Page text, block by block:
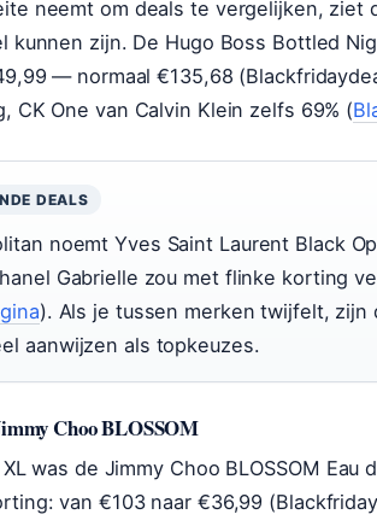
neemt om deals te vergelijken, ziet
kunnen zijn. De Hugo Boss Bottled
— normaal €135,68
CK One van Calvin Klein zelfs 69% (
DEALS
noemt Yves Saint Laurent Black
Gabrielle zou met flinke korting
). Als je tussen merken twijfelt,
aanwijzen als topkeuzes.
Choo BLOSSOM
XL was de Jimmy Choo BLOSSOM
van €103 naar €36,99